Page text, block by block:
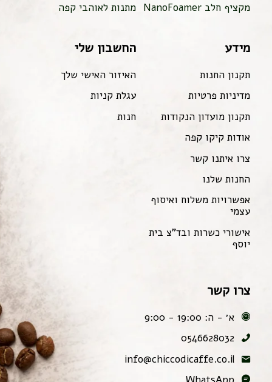
מקציף חלב NanoFoamer
מתנות לאוהבי קפה
מידע
תקנון החנות
מדיניות פרטיות
תקנון מועדון הנקודות
אודות קיקו קפה
צרו איתנו קשר
החנות שלנו
אפשרויות משלוח ואיסוף
עצמי
אישורי כשרות ובד"צ בית
יוסף
החשבון שלי
האיזור האישי שלך
עגלת קניות
חנות
צרו קשר
א׳ - ה: 19:00 - 9:00
0546628032
info@chiccodicaffe.co.il